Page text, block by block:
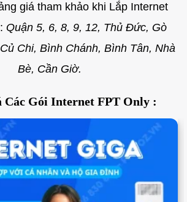
giá tham khảo khi Lắp Internet
Quận 5, 6, 8, 9, 12, Thủ Đức, Gò
Chi, Bình Chánh, Bình Tân, Nhà
Bè, Cần Giờ.
Các Gói Internet FPT Only :